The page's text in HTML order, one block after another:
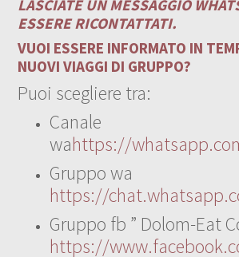
LASCIATE UN MESSAGGIO
ESSERE RICONTATTATI.
VUOI ESSERE INFORMATO IN
NUOVI VIAGGI DI GRUPPO?
Puoi scegliere tra:
Canale
wahttps://
Gruppo wa
https://
Gruppo fb ” Dolom-Eat
https://